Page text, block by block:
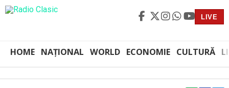
LIVE
HOME NAȚIONAL WORLD ECONOMIE CULTURĂ